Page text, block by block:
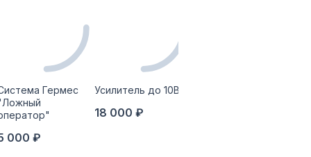
Гермес
000 ₽
Усилитель до 10Вт
18 000 ₽